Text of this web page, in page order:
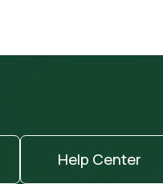
Help Center